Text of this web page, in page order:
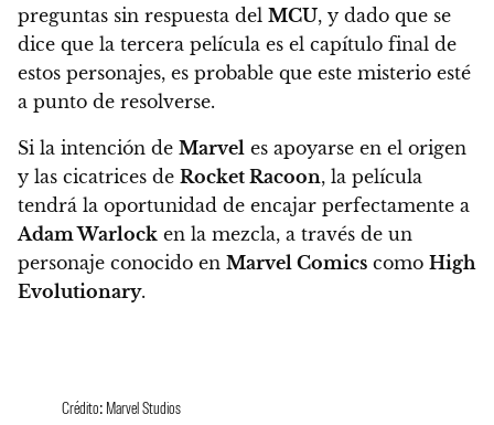
preguntas sin respuesta del MCU, y dado que se
dice que la tercera película es el capítulo final de
estos personajes, es probable que este misterio esté
a punto de resolverse.
Si la intención de Marvel es apoyarse en el origen
y las cicatrices de Rocket Racoon, la película
tendrá la oportunidad de encajar perfectamente a
Adam Warlock en la mezcla, a través de un
personaje conocido en Marvel Comics como High
Evolutionary.
Crédito: Marvel Studios